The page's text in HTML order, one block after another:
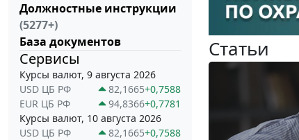
Должностные инструкции
(5277+)
База документов
Сервисы
Курсы валют, 9 августа 2026
USD ЦБ РФ
82,1665+0,7588
EUR ЦБ РФ
94,8366+0,7781
Курсы валют, 10 августа 2026
USD ЦБ РФ
82,1665+0,7588
Статьи